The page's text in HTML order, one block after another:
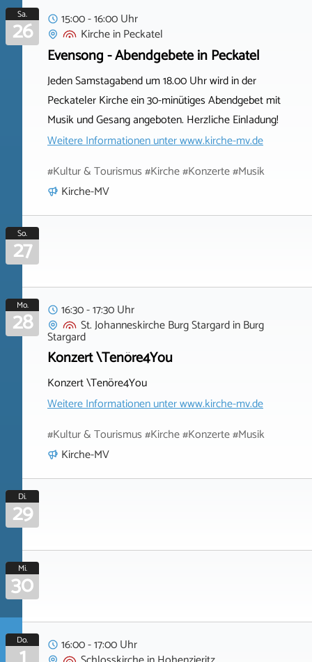
Sa.
26
15:00 - 16:00 Uhr
KircheinPeckatel
Evensong - Abendgebete in Peckatel
Jeden Samstagabend um 18.00 Uhr wird in der
Peckateler Kirche ein 30-minütiges Abendgebet mit
Musik und Gesang angeboten. Herzliche Einladung!
Weitere Informationen unterwww.kirche-mv.de
#Kultur & Tourismus #Kirche #Konzerte #Musik
Kirche-MV
So.
27
Mo.
28
16:30 - 17:30 Uhr
St. Johanneskirche Burg StargardinBurg
Stargard
Konzert \Tenöre4You
Konzert \Tenöre4You
Weitere Informationen unterwww.kirche-mv.de
#Kultur & Tourismus #Kirche #Konzerte #Musik
Kirche-MV
Di.
29
Mi.
30
Do.
16:00 - 17:00 Uhr